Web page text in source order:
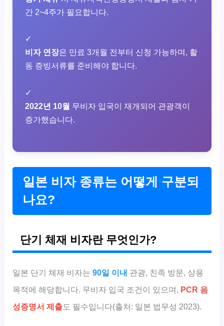
간 2~4주가 필요합니다.
✓
비자 연장은 만료 3개월 전부터 신청 가능하며, 활
동 증빙서류를 준비해야 합니다.
✓
2022년 10월 무비자 입국이 재개되어 관광객이
증가했습니다.
일본 비자 종류는 어떻게 구분되
나요?
단기 체재 비자란 무엇인가?
일본 단기 체재 비자는90일 이내 관광, 친족 방문, 상용
목적에 해당합니다. 무비자 입국 조건이 있으며, PCR 음
성증명서 제출도 필수입니다(출처: 일본 법무성 2023).